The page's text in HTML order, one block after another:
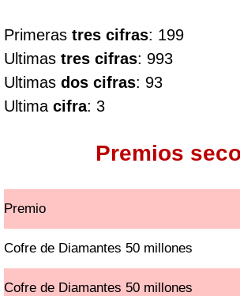
Primeras tres cifras: 199
Ultimas tres cifras: 993
Ultimas dos cifras: 93
Ultima cifra: 3
Premios
Premio
Cofre de Diamantes 50 millones
Cofre de Diamantes 50 millones